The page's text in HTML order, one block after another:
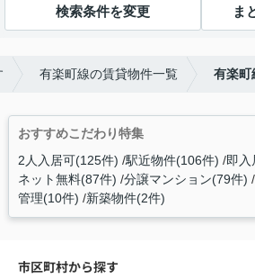
検索条件を変更 ま
有楽町線の賃貸物件一覧 有楽町
おすすめこだわり特集
2人入居可(125件) 駅近物件(106件) 即入
ネット無料(87件) 分譲マンション(79件)
管理(10件) 新築物件(2件)
市区町村から探す